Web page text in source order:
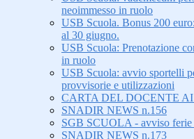
neoimmesso in ruolo
USB Scuola. Bonus 200
al 30 giugno.
USB Scuola: Prenotazione
in ruolo
USB Scuola: avvio sportelli
provvisorie e utilizzazioni
CARTA DEL DOCENTE
SNADIR NEWS n.156
SGB SCUOLA - avviso ferie
SNADIR NEWS n.173